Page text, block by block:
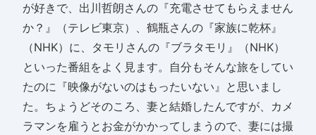
が好きで、出川哲朗さんの『充電させてもらえません
か？』（テレビ東京）、鶴瓶さんの『家族に乾杯』
（NHK）に、タモリさんの『ブラタモリ』（NHK）
といった番組をよく見ます。自分もそんな旅をしてい
たのに『映像がないのはもったいない』と思いまし
た。ちょうどそのころ、妻と結婚したんですが、カメ
ラマンを雇うとお金がかかってしまうので、妻には撮